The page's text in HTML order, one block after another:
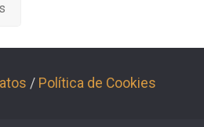
/ Política de Cookies